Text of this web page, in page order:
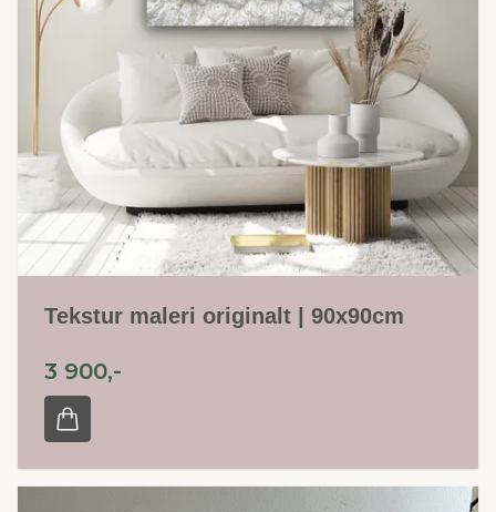
Tekstur maleri originalt | 90x90cm
3 900,-